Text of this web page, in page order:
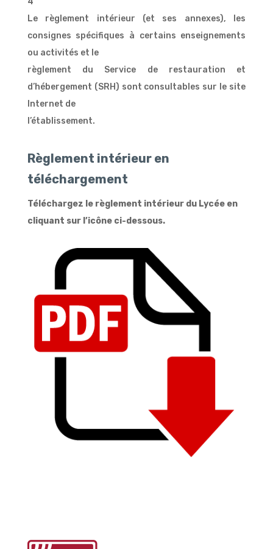
Le règlement intérieur (et ses annexes), les
consignes spécifiques à certains enseignements
ou activités et le
règlement du Service de restauration et
d’hébergement (SRH) sont consultables sur le site
Internet de
l’établissement.
Règlement intérieur en
téléchargement
Téléchargez le règlement intérieur du Lycée en
cliquant sur l’icône ci-dessous.